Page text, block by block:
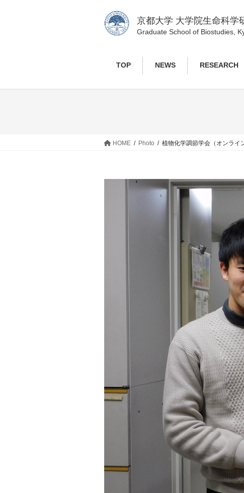
キ
に
京都大学 大学院生命科学
Graduate School of Biostudies,
TOP NEWS RESEARCH
HOME Photo 植物化学調節学会（オンライ